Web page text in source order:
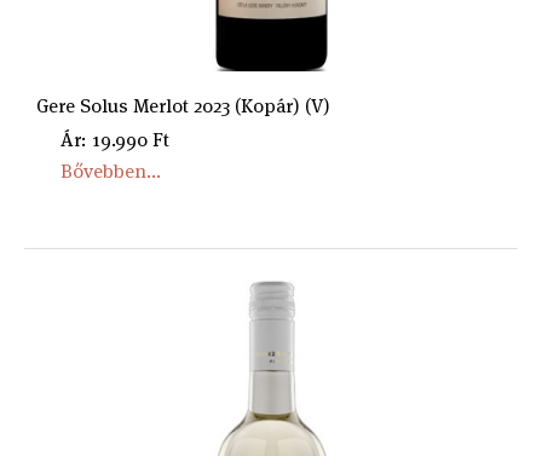
Gere Solus Merlot 2023 (Kopár) (V)
Ár: 19.990 Ft
Bővebben...